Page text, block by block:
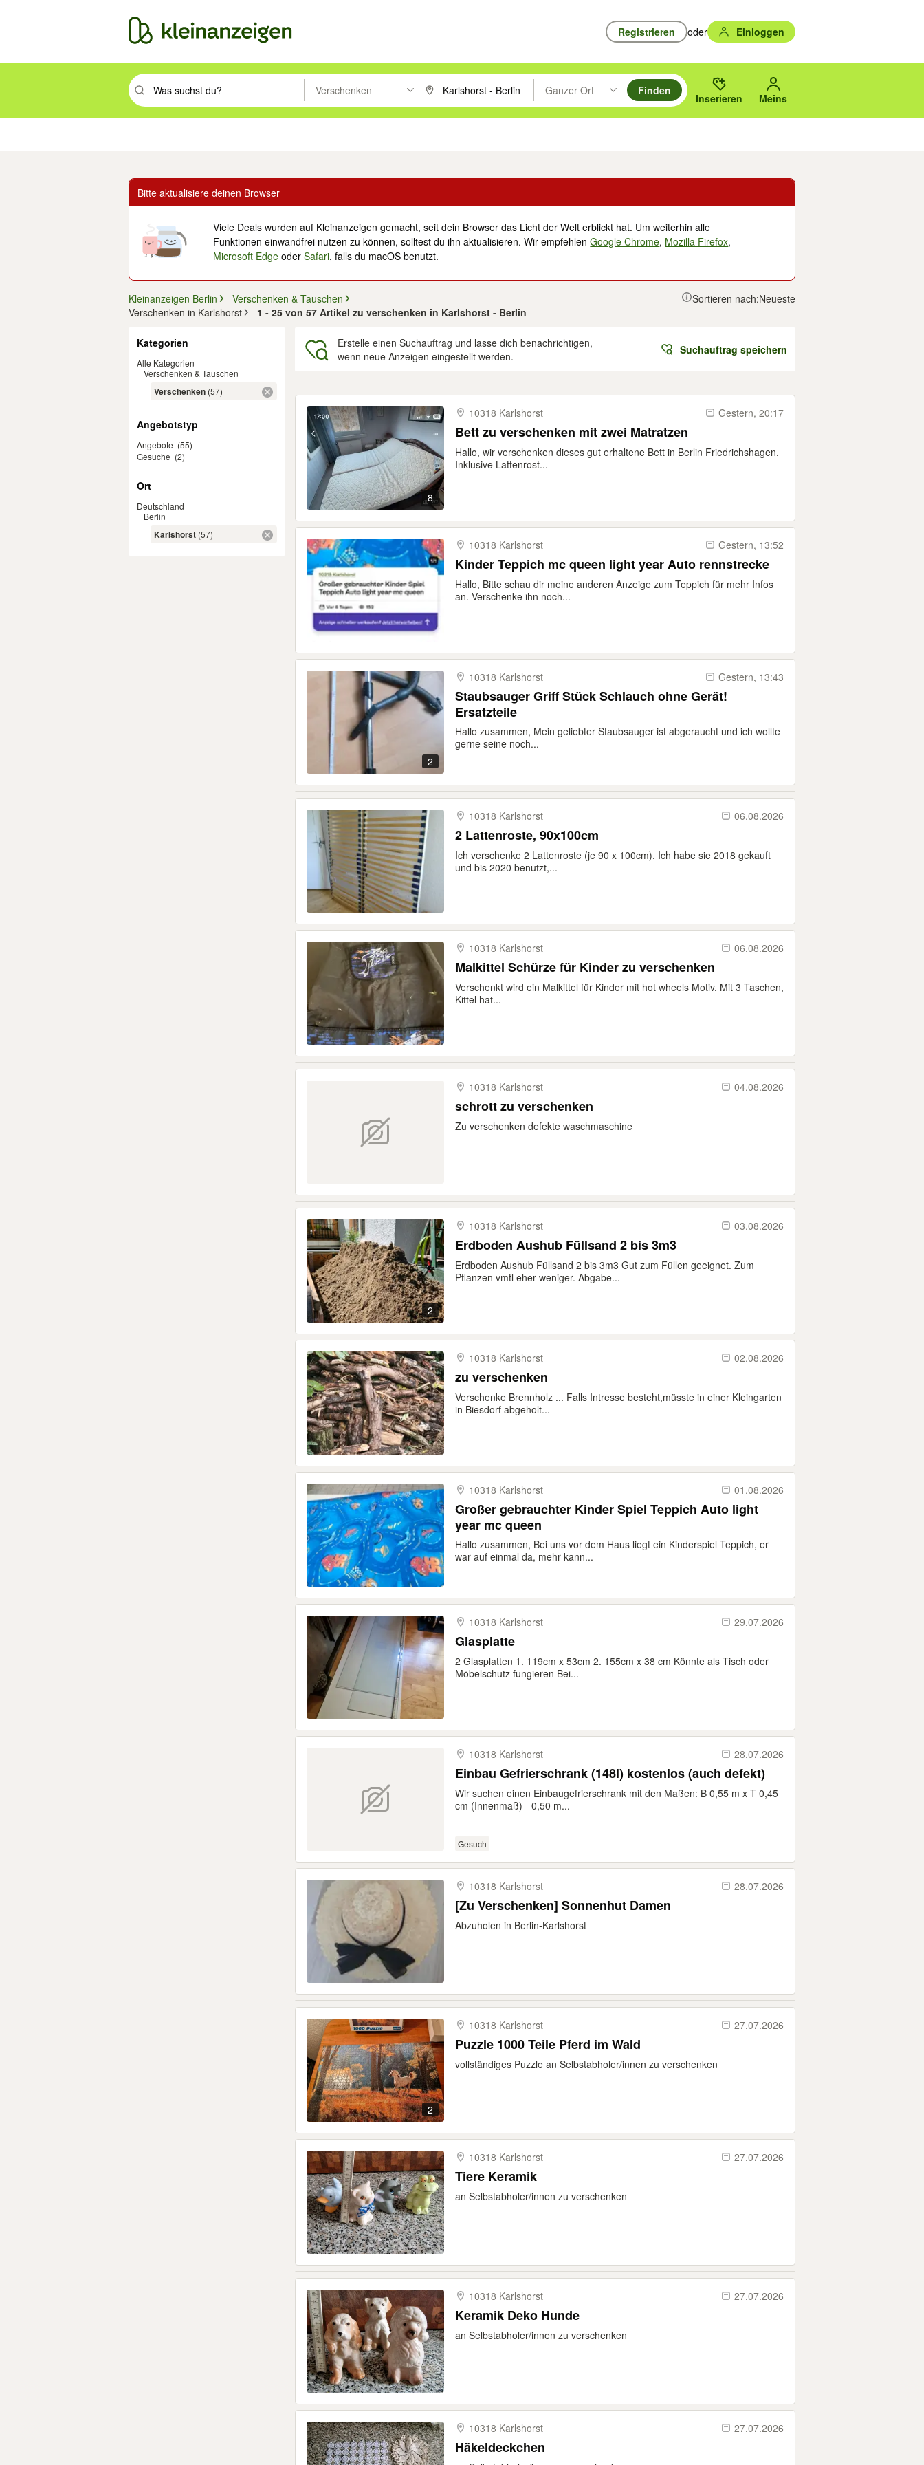
Registrieren oder Einloggen
Suchbegriff eingeben. Eingabetaste drücken um zu suchen, oder Vorschläge mit den Pfeiltasten nach oben/unten durchsuchen und mit Eingabetaste auswählen.
Verschenken PLZ oder Ort eingeben. Eingabetaste drücken um zu suchen, oder Vorschläge mit den Pfeiltasten nach oben/
Ganzer Ort
Suche im Umkreis des gewählten Orts oder PLZ.
Finden
Inserieren Meins
Bitte aktualisiere deinen Browser
Viele Deals wurden auf Kleinanzeigen gemacht, seit dein Browser das Licht der Welt erblickt hat. Um weiterhin alle
Funktionen einwandfrei nutzen zu können, solltest du ihn aktualisieren. Wir empfehlenGoogle Chrome, Mozilla Firefox,
Microsoft Edge oderSafari, falls du macOS benutzt.
Kleinanzeigen Berlin
Verschenken & Tauschen
Verschenken in Karlshorst
1 - 25 von 57 Artikel zu verschenken in Karlshorst - Berlin
Sortieren nach:Neueste
Kategorien
Alle Kategorien
Verschenken & Tauschen
Verschenken (57)
Angebotstyp
Angebote (55)
Gesuche (2)
Ort
Deutschland
Berlin
Karlshorst (57)
Erstelle einen Suchauftrag und lasse dich benachrichtigen,
wenn neue Anzeigen eingestellt werden.
Suchauftrag speichern
8
10318 Karlshorst Gestern, 20:17
Bett zu verschenken mit zwei Matratzen
Hallo, wir verschenken dieses gut erhaltene Bett in Berlin Friedrichshagen.
Inklusive Lattenrost...
10318 Karlshorst Gestern, 13:52
Kinder Teppich mc queen light year Auto rennstrecke
Hallo, Bitte schau dir meine anderen Anzeige zum Teppich für mehr Infos
an. Verschenke ihn noch...
2
10318 Karlshorst Gestern, 13:43
Staubsauger Griff Stück Schlauch ohne Gerät!
Ersatzteile
Hallo zusammen, Mein geliebter Staubsauger ist abgeraucht und ich wollte
gerne seine noch...
10318 Karlshorst 06.08.2026
2 Lattenroste, 90x100cm
Ich verschenke 2 Lattenroste (je 90 x 100cm). Ich habe sie 2018 gekauft
und bis 2020 benutzt,...
10318 Karlshorst 06.08.2026
Malkittel Schürze für Kinder zu verschenken
Verschenkt wird ein Malkittel für Kinder mit hot wheels Motiv. Mit 3 Taschen,
Kittel hat...
10318 Karlshorst 04.08.2026
schrott zu verschenken
Zu verschenken defekte waschmaschine
2
10318 Karlshorst 03.08.2026
Erdboden Aushub Füllsand 2 bis 3m3
Erdboden Aushub Füllsand 2 bis 3m3 Gut zum Füllen geeignet. Zum
Pflanzen vmtl eher weniger. Abgabe...
10318 Karlshorst 02.08.2026
zu verschenken
Verschenke Brennholz ... Falls Intresse besteht,müsste in einer Kleingarten
in Biesdorf abgeholt...
10318 Karlshorst 01.08.2026
Großer gebrauchter Kinder Spiel Teppich Auto light
year mc queen
Hallo zusammen, Bei uns vor dem Haus liegt ein Kinderspiel Teppich, er
war auf einmal da, mehr kann...
10318 Karlshorst 29.07.2026
Glasplatte
2 Glasplatten 1. 119cm x 53cm 2. 155cm x 38 cm Könnte als Tisch oder
Möbelschutz fungieren Bei...
10318 Karlshorst 28.07.2026
Einbau Gefrierschrank (148l) kostenlos (auch defekt)
Wir suchen einen Einbaugefrierschrank mit den Maßen: B 0,55 m x T 0,45
cm (Innenmaß) - 0,50 m...
Gesuch
10318 Karlshorst 28.07.2026
[Zu Verschenken] Sonnenhut Damen
Abzuholen in Berlin-Karlshorst
2
10318 Karlshorst 27.07.2026
Puzzle 1000 Teile Pferd im Wald
vollständiges Puzzle an Selbstabholer/innen zu verschenken
10318 Karlshorst 27.07.2026
Tiere Keramik
an Selbstabholer/innen zu verschenken
10318 Karlshorst 27.07.2026
Keramik Deko Hunde
an Selbstabholer/innen zu verschenken
10318 Karlshorst 27.07.2026
Häkeldeckchen